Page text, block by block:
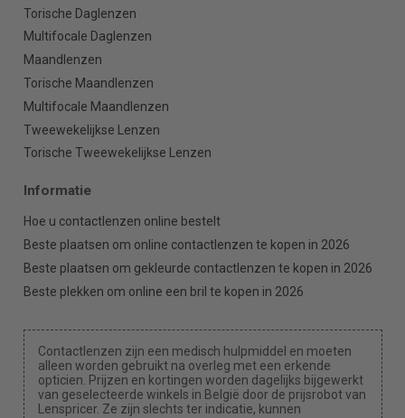
Torische Daglenzen
Multifocale Daglenzen
Maandlenzen
Torische Maandlenzen
Multifocale Maandlenzen
Tweewekelijkse Lenzen
Torische Tweewekelijkse Lenzen
Informatie
Hoe u contactlenzen online bestelt
Beste plaatsen om online contactlenzen te kopen in 2026
Beste plaatsen om gekleurde contactlenzen te kopen in 2026
Beste plekken om online een bril te kopen in 2026
Contactlenzen zijn een medisch hulpmiddel en moeten
alleen worden gebruikt na overleg met een erkende
opticien. Prijzen en kortingen worden dagelijks bijgewerkt
van geselecteerde winkels in België door de prijsrobot van
Lenspricer. Ze zijn slechts ter indicatie, kunnen